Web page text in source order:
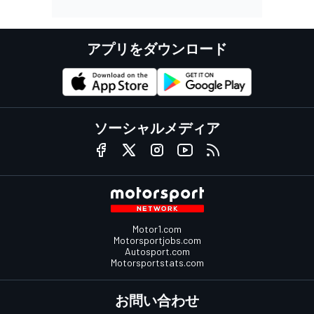
アプリをダウンロード
ソーシャルメディア
Motor1.com
Motorsportjobs.com
Autosport.com
Motorsportstats.com
お問い合わせ